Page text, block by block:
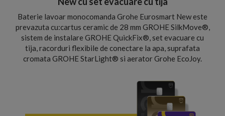
Baterie lavoar monocomanda Grohe Eurosmart New este
prevazuta cu:cartus ceramic de 28 mm GROHE SilkMove®,
sistem de instalare GROHE QuickFix®, set evacuare cu
tija, racorduri flexibile de conectare la apa, suprafata
cromata GROHE StarLight® si aerator Grohe EcoJoy.